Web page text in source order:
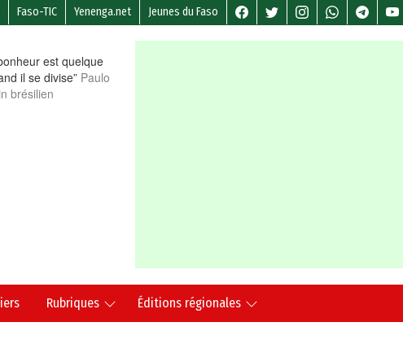
Faso-TIC Yenenga.net Jeunes du Faso
est quelque
il se divise” Paulo
brésilien
Rubriques Éditions régionales